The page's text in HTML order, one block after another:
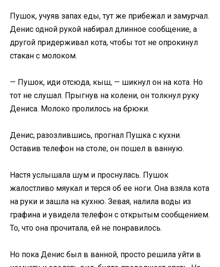
Пушок, учуяв запах еды, тут же прибежал и замурчал.
Денис одной рукой набирал длинное сообщение, а
другой придерживал кота, чтобы тот не опрокинул
стакан с молоком.
— Пушок, иди отсюда, кыш, — шикнул он на кота. Но
тот не слушал. Прыгнув на колени, он толкнул руку
Дениса. Молоко пролилось на брюки.
Денис, разозлившись, прогнал Пушка с кухни.
Оставив телефон на столе, он пошел в ванную.
Настя услышала шум и проснулась. Пушок
жалостливо мяукал и терся об ее ноги. Она взяла кота
на руки и зашла на кухню. Зевая, налила воды из
графина и увидела телефон с открытым сообщением.
То, что она прочитала, ей не понравилось.
Но пока Денис был в ванной, просто решила уйти в